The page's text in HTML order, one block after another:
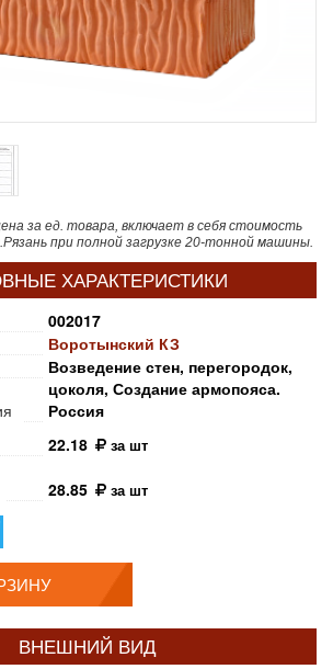
за ед. товара, включает в себя стоимость
при полной загрузке 20-тонной машины.
ХАРАКТЕРИСТИКИ
002017
Воротынский КЗ
Возведение стен, перегородок,
цоколя, Создание армопояса.
Россия
22.18 за шт
28.85 за шт
ВНЕШНИЙ ВИД